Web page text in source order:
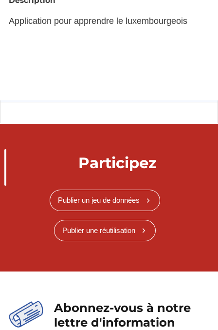
Application pour apprendre le luxembourgeois
Participez
Publier un jeu de données
Publier une réutilisation
Abonnez-vous à notre
lettre d'information